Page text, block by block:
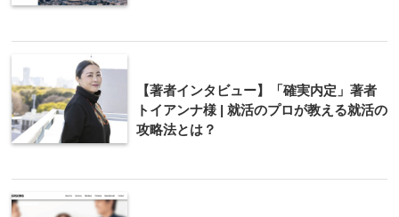
【著者インタビュー】「確実内定」著者
トイアンナ様 | 就活のプロが教える就活の
攻略法とは？